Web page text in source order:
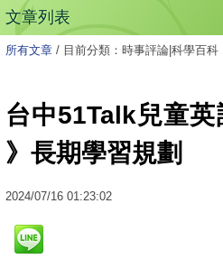
文章列表
所有文章 / 目前分類：時事評論|科學百科
台中51Talk兒童
》長期學習規劃
2024/07/16 01:23:02